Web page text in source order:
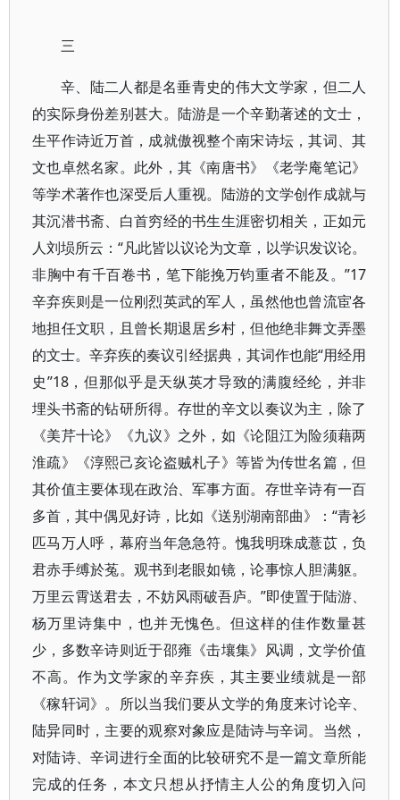
三
辛、陆二人都是名垂青史的伟大文学家，但二人
的实际身份差别甚大。陆游是一个辛勤著述的文士，
生平作诗近万首，成就傲视整个南宋诗坛，其词、其
文也卓然名家。此外，其《南唐书》《老学庵笔记》
等学术著作也深受后人重视。陆游的文学创作成就与
其沉潜书斋、白首穷经的书生生涯密切相关，正如元
人刘埙所云：“凡此皆以议论为文章，以学识发议论。
非胸中有千百卷书，笔下能挽万钧重者不能及。”17
辛弃疾则是一位刚烈英武的军人，虽然他也曾流宦各
地担任文职，且曾长期退居乡村，但他绝非舞文弄墨
的文士。辛弃疾的奏议引经据典，其词作也能“用经用
史”18，但那似乎是天纵英才导致的满腹经纶，并非
埋头书斋的钻研所得。存世的辛文以奏议为主，除了
《美芹十论》《九议》之外，如《论阻江为险须藉两
淮疏》《淳熙己亥论盗贼札子》等皆为传世名篇，但
其价值主要体现在政治、军事方面。存世辛诗有一百
多首，其中偶见好诗，比如《送别湖南部曲》：“青衫
匹马万人呼，幕府当年急急符。愧我明珠成薏苡，负
君赤手缚於菟。观书到老眼如镜，论事惊人胆满躯。
万里云霄送君去，不妨风雨破吾庐。”即使置于陆游、
杨万里诗集中，也并无愧色。但这样的佳作数量甚
少，多数辛诗则近于邵雍《击壤集》风调，文学价值
不高。作为文学家的辛弃疾，其主要业绩就是一部
《稼轩词》。所以当我们要从文学的角度来讨论辛、
陆异同时，主要的观察对象应是陆诗与辛词。当然，
对陆诗、辛词进行全面的比较研究不是一篇文章所能
完成的任务，本文只想从抒情主人公的角度切入问